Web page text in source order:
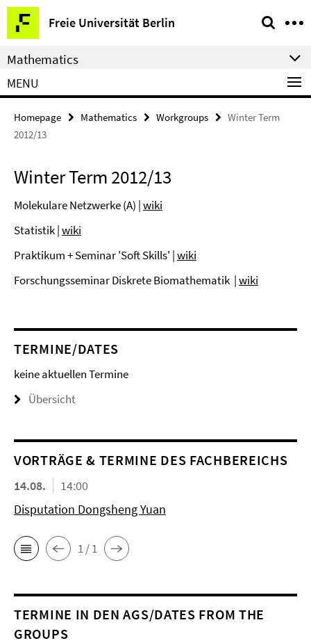
Springe
direkt
zu
Inhalt
Freie Universität Berlin
Service
Navigation
Mathematics
MENU
Homepage Mathematics Workgroups
Winter Term
2012/13
Winter Term 2012/13
Molekulare Netzwerke (A) |wiki
Statistik |wiki
Praktikum + Seminar 'Soft Skills' |wiki
Forschungsseminar Diskrete Biomathematik |wiki
TERMINE/DATES
keine aktuellen Termine
Übersicht
VORTRÄGE & TERMINE DES FACHBEREICHS
14.08.
14:00
Disputation Dongsheng Yuan
1 / 1
TERMINE IN DEN AGS/DATES FROM THE
GROUPS